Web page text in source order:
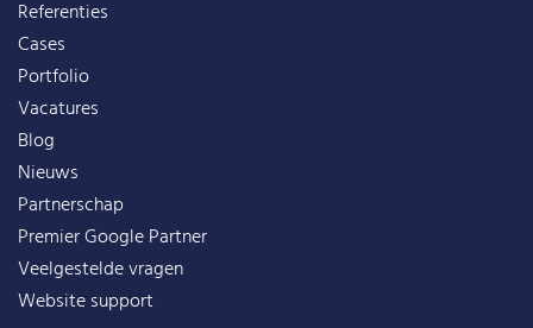
Referenties
Cases
Portfolio
Vacatures
Blog
Nieuws
Partnerschap
Premier Google Partner
Veelgestelde vragen
Website support